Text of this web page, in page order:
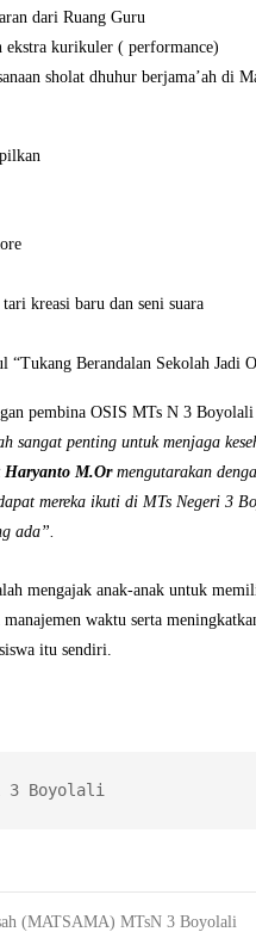
dari Ruang Guru
ekstra kurikuler ( performance)
sholat dhuhur berjama’ah di
kreasi baru dan seni suara
“Tukang Berandalan Sekolah Jadi
pembina OSIS MTs N 3 Boyolali
sangat penting untuk menjaga
Haryanto M.Ormengutarakan
mereka ikuti di MTs Negeri 3
ada”.
mengajak anak-anak untuk
waktu serta
itu sendiri.
3 Boyolali
(MATSAMA) MTsN 3 Boyolali